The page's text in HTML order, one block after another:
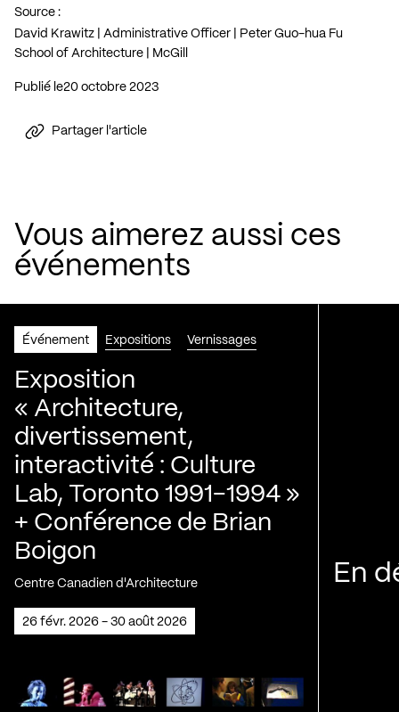
Source :
David Krawitz | Administrative Officer | Peter Guo-hua Fu
School of Architecture | McGill
Publié le 20 octobre 2023
Partager l'article
Vous aimerez aussi ces
événements
Événement Expositions Vernissages
Exposition
« Architecture,
divertissement,
interactivité : Culture
Lab, Toronto 1991-1994 »
+ Conférence de Brian
Boigon
Centre Canadien d'Architecture
26 févr. 2026 - 30 août 2026
En